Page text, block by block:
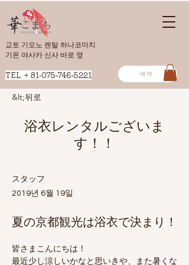
교토 기모노 렌탈 하나코마치
​기온 야사카 신사 바로 옆
​TEL ＋81-075-746-5221 예약
&lt;뒤로
浴衣レンタルございま
す！！
スタッフ
2019년 6월 19일
夏の京都観光は浴衣で決まり！
皆さまこんにちは！
最近少し涼しいかなと思いきや、また暑くな